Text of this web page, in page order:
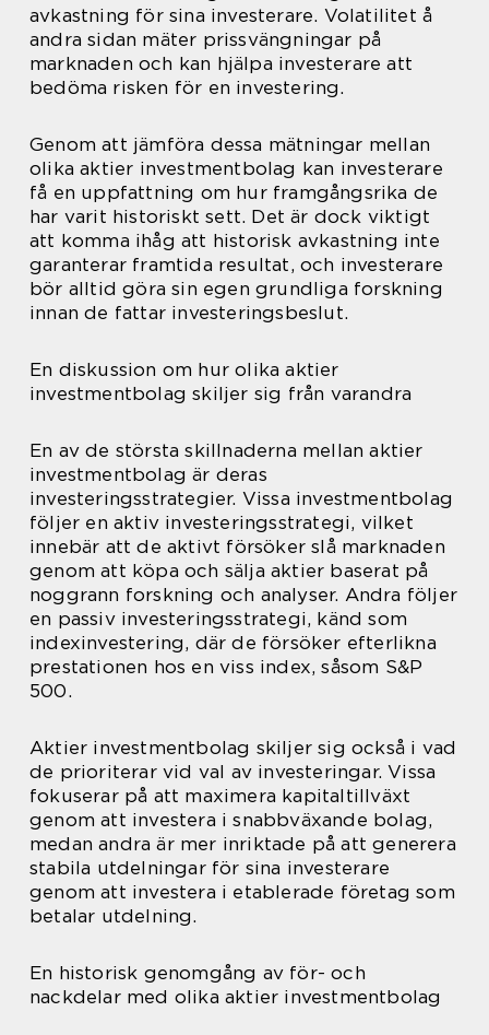
avkastning för sina investerare. Volatilitet å
andra sidan mäter prissvängningar på
marknaden och kan hjälpa investerare att
bedöma risken för en investering.
Genom att jämföra dessa mätningar mellan
olika aktier investmentbolag kan investerare
få en uppfattning om hur framgångsrika de
har varit historiskt sett. Det är dock viktigt
att komma ihåg att historisk avkastning inte
garanterar framtida resultat, och investerare
bör alltid göra sin egen grundliga forskning
innan de fattar investeringsbeslut.
En diskussion om hur olika aktier
investmentbolag skiljer sig från varandra
En av de största skillnaderna mellan aktier
investmentbolag är deras
investeringsstrategier. Vissa investmentbolag
följer en aktiv investeringsstrategi, vilket
innebär att de aktivt försöker slå marknaden
genom att köpa och sälja aktier baserat på
noggrann forskning och analyser. Andra följer
en passiv investeringsstrategi, känd som
indexinvestering, där de försöker efterlikna
prestationen hos en viss index, såsom S&P
500.
Aktier investmentbolag skiljer sig också i vad
de prioriterar vid val av investeringar. Vissa
fokuserar på att maximera kapitaltillväxt
genom att investera i snabbväxande bolag,
medan andra är mer inriktade på att generera
stabila utdelningar för sina investerare
genom att investera i etablerade företag som
betalar utdelning.
En historisk genomgång av för- och
nackdelar med olika aktier investmentbolag